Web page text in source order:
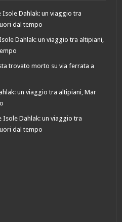
Isole Dahlak: un viaggio tra
dal tempo
Dahlak: un viaggio tra altipiani,
trovato morto su via ferrata a
un viaggio tra altipiani, Mar
Isole Dahlak: un viaggio tra
dal tempo